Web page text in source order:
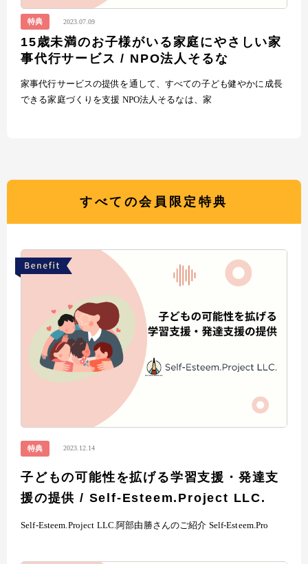
特典 2023.07.09
15歳未満のお子様がいる家庭にやさしい家
事代行サービス / NPO法人そるな
家事代行サービスの提供を通して、すべての子ども健やかに成長
できる家庭づくりを支援 NPO法人そるなは、家
すべての会員限定特典
特典 2023.12.14
子どもの可能性を拡げる学習支援・発達支
援の提供 / Self-Esteem.Project LLC.
Self-Esteem.Project LLC.阿部由勝さんのご紹介 Self-Esteem.Pro